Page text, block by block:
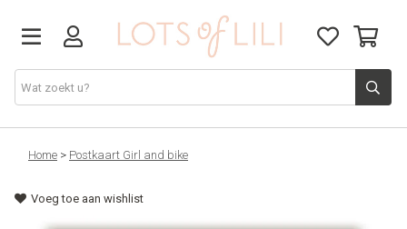
VADERDAG
SOLDEN
Home > Postkaart Girl and bike
Voeg toe aan wishlist